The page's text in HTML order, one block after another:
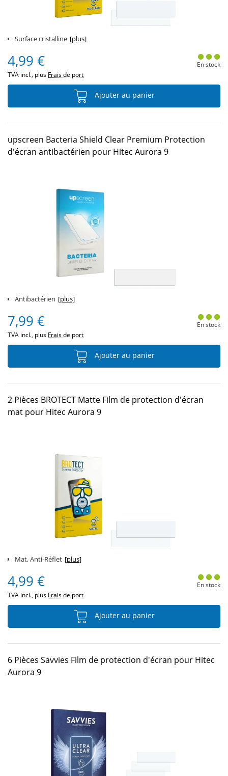
Surface cristalline [plus]
4,99 €
TVA incl., plus Frais de port
En stock
Ajouter au panier
upscreen Bacteria Shield Clear Premium Protection
d'écran antibactérien pour Hitec Aurora 9
Antibactérien [plus]
7,99 €
TVA incl., plus Frais de port
En stock
Ajouter au panier
2 Pièces BROTECT Matte Film de protection d'écran
mat pour Hitec Aurora 9
Mat, Anti-Réflet [plus]
4,99 €
TVA incl., plus Frais de port
En stock
Ajouter au panier
6 Pièces Savvies Film de protection d'écran pour Hitec
Aurora 9